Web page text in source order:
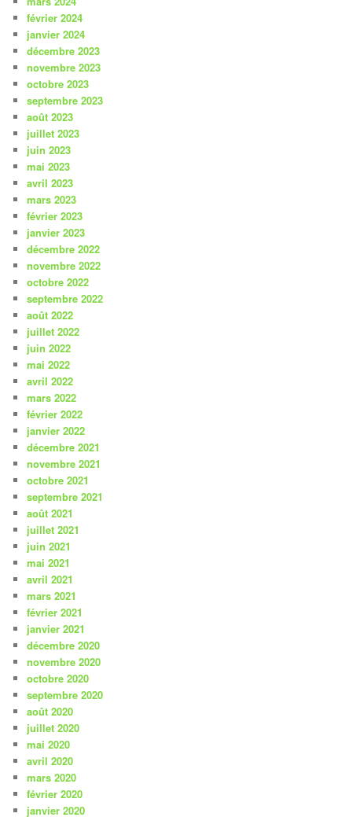
février 2024
janvier 2024
décembre 2023
novembre 2023
octobre 2023
septembre 2023
août 2023
juillet 2023
juin 2023
mai 2023
avril 2023
mars 2023
février 2023
janvier 2023
décembre 2022
novembre 2022
octobre 2022
septembre 2022
août 2022
juillet 2022
juin 2022
mai 2022
avril 2022
mars 2022
février 2022
janvier 2022
décembre 2021
novembre 2021
octobre 2021
septembre 2021
août 2021
juillet 2021
juin 2021
mai 2021
avril 2021
mars 2021
février 2021
janvier 2021
décembre 2020
novembre 2020
octobre 2020
septembre 2020
août 2020
juillet 2020
mai 2020
avril 2020
mars 2020
février 2020
janvier 2020